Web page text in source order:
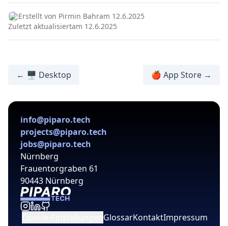
Erstellt von Pirmin Bahram 12.6.2025
Zuletzt aktualisiertam 12.6.2025
← 🖥️ Desktop 🍎 App Store →
info@piparo.tech
projects@piparo.tech
jobs@piparo.tech
Nürnberg
Frauentorgraben 61
90443 Nürnberg
GlossarKontaktImpressum